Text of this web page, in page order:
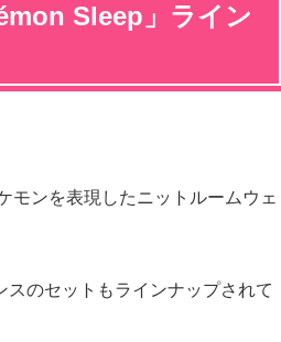
Sleep」ライン
モンを表現したニットルームウェ
のセットもラインナップされて